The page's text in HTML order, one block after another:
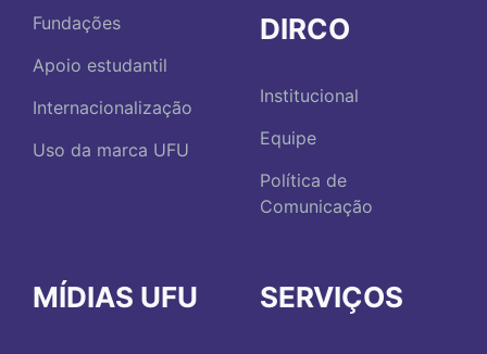
Fundações
Apoio estudantil
Internacionalização
Uso da marca UFU
DIRCO
Institucional
Equipe
Política de
Comunicação
MÍDIAS UFU SERVIÇOS